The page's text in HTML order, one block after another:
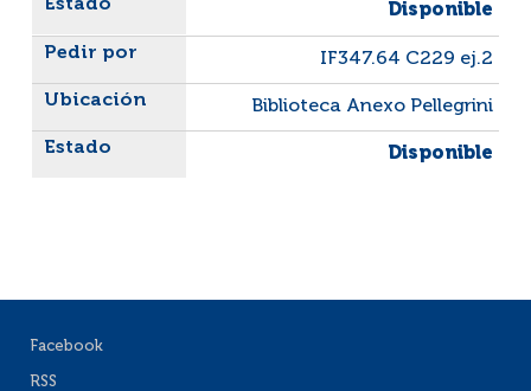
Disponible
IF347.64 C229 ej.2
Biblioteca Anexo Pellegrini
Disponible
Facebook
RSS